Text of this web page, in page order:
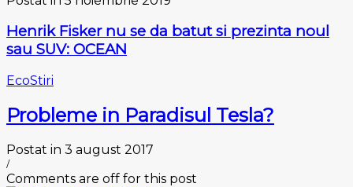
Henrik Fisker nu se da batut si prezinta noul
sau SUV: OCEAN
EcoStiri
Probleme in Paradisul Tesla?
Postat in 3 august 2017
/
Comments are off for this post